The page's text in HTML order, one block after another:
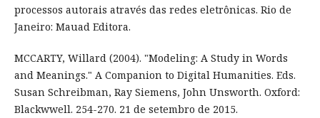
processos autorais através das redes eletrônicas. Rio de
Janeiro: Mauad Editora.
MCCARTY, Willard (2004). "Modeling: A Study in Words
and Meanings." A Companion to Digital Humanities. Eds.
Susan Schreibman, Ray Siemens, John Unsworth. Oxford:
Blackwwell. 254-270. 21 de setembro de 2015.